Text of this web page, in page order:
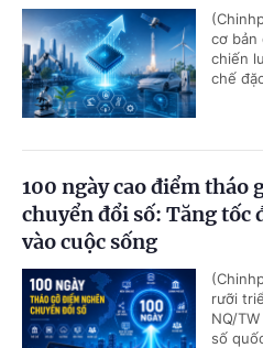
cơ bản
chiến
chế
100 ngày cao điểm tháo
chuyển đổi số: Tăng tốc
vào cuộc sống
rưỡi
NQ/
số